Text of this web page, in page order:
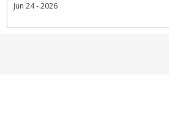
Jun 24 - 2026